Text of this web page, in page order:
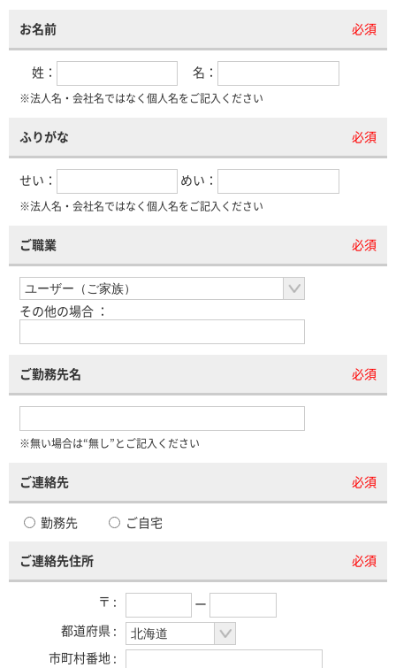
お名前 必須
姓： 名：
※法人名・会社名ではなく個人名をご記入ください
ふりがな 必須
せい： めい：
※法人名・会社名ではなく個人名をご記入ください
ご職業 必須
その他の場合 ：
ご勤務先名 必須
※無い場合は“無し”とご記入ください
ご連絡先 必須
勤務先 ご自宅
ご連絡先住所 必須
〒 :
ー
都道府県 :
市町村番地 :